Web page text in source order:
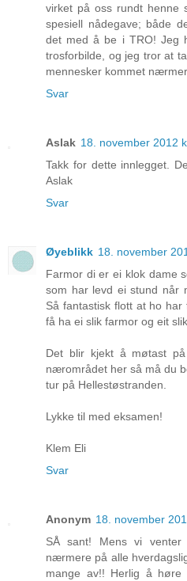
virket på oss rundt henne
spesiell nådegave; både
det med å be i TRO! Jeg
trosforbilde, og jeg tror at
mennesker kommet
Svar
Aslak 18. november 2012
Takk for dette innlegget.
Aslak
Svar
Øyeblikk 18. november
Farmor di er ei klok dame
som har levd ei stund når
Så fantastisk flott at ho
få ha ei slik farmor og eit
Det blir kjekt å møtast
nærområdet her så må du
tur på Hellestøstranden.
Lykke til med eksamen!
Klem Eli
Svar
Anonym 18. november
SÅ sant! Mens vi
nærmere på alle
mange av!! Herlig å